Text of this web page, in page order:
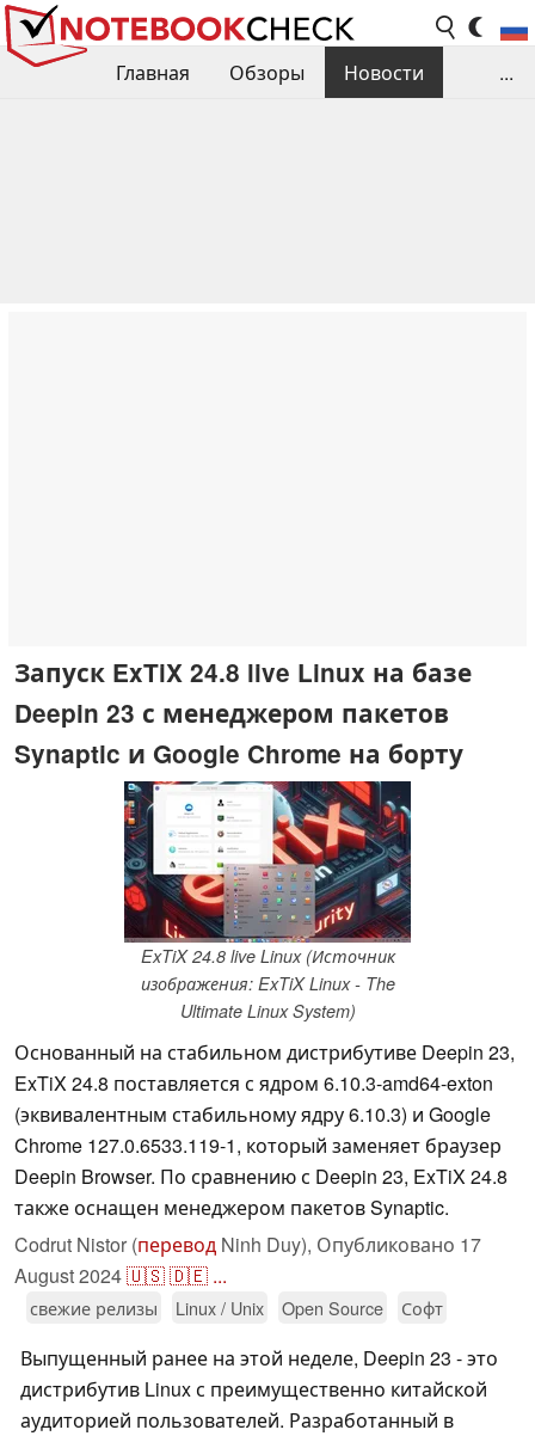
Главная Обзоры
Новости
...
Запуск ExTiX 24.8 live Linux на базе
Deepin 23 с менеджером пакетов
Synaptic и Google Chrome на борту
ExTiX 24.8 live Linux (Источник
изображения: ExTiX Linux - The
Ultimate Linux System)
Основанный на стабильном дистрибутиве Deepin 23,
ExTiX 24.8 поставляется с ядром 6.10.3-amd64-exton
(эквивалентным стабильному ядру 6.10.3) и Google
Chrome 127.0.6533.119-1, который заменяет браузер
Deepin Browser. По сравнению с Deepin 23, ExTiX 24.8
также оснащен менеджером пакетов Synaptic.
Codrut Nistor (перевод Ninh Duy), Опубликовано 17
August 2024🇺🇸🇩🇪 ...
свежие релизы Linux / Unix Open Source Софт
Выпущенный ранее на этой неделе, Deepin 23 - это
дистрибутив Linux с преимущественно китайской
аудиторией пользователей. Разработанный в